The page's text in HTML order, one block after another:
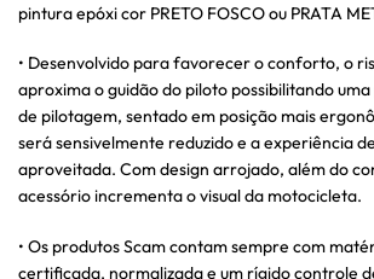
pintura epóxi cor PRETO FOSCO ou PRATA
• Desenvolvido para favorecer o conforto, o
aproxima o guidão do piloto possibilitando
de pilotagem, sentado em posição mais
será sensivelmente reduzido e a experiência
aproveitada. Com design arrojado, além do
acessório incrementa o visual da motocicleta.
• Os produtos Scam contam sempre com
certificada, normalizada e um rígido controle